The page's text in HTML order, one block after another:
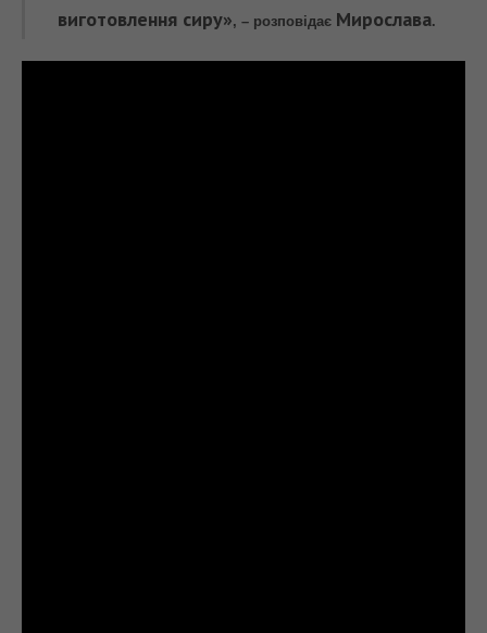
виготовлення сиру», – розповідає Мирослава.